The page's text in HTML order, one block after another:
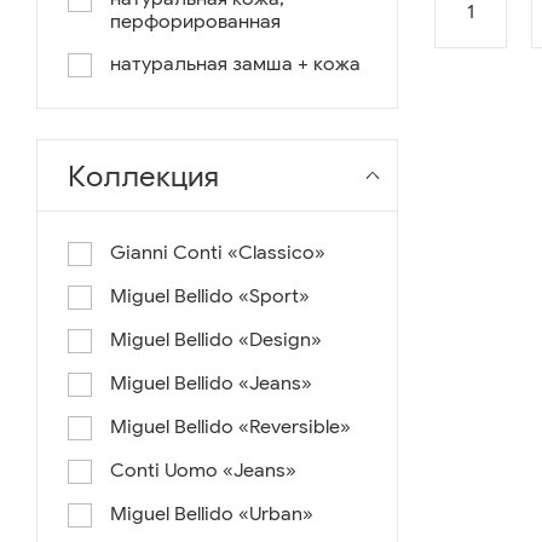
перфорированная
натуральная замша + кожа
Коллекция
Gianni Conti «Classico»
Miguel Bellido «Sport»
Miguel Bellido «Design»
Miguel Bellido «Jeans»
Miguel Bellido «Reversible»
Conti Uomo «Jeans»
Miguel Bellido «Urban»
1